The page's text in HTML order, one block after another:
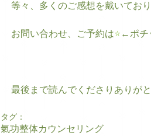
等々、多くのご感想を戴いてお
お問い合わせ、ご予約は⭐️ ←ポチ
最後まで読んでくださりありがと
タグ：
氣功整体カウンセリング